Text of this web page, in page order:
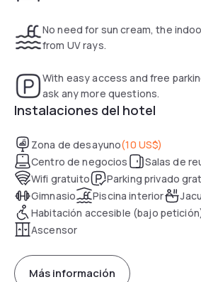
No need for sun cream, the
from UV rays.
With easy access and free
ask any more questions.
Instalaciones del hotel
Zona de desayuno(10 US$)
Centro de negocios
Salas de
Wifi gratuito
Parking privado
Gimnasio
Piscina interior
Habitación accesible (bajo
Ascensor
Más información